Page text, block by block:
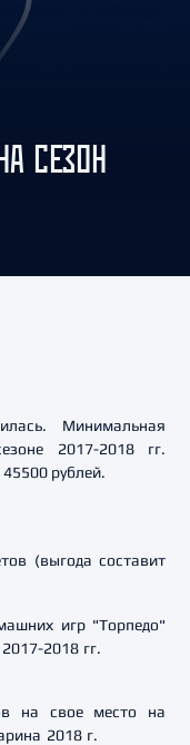
СЕЗОН
Минимальная
2017-2018 гг.
рублей.
(выгода составит
игр "Торпедо"
2018 гг.
на свое место на
2018 г.